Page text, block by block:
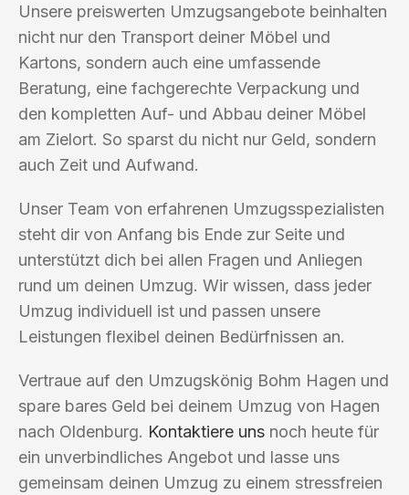
Unsere preiswerten Umzugsangebote beinhalten
nicht nur den Transport deiner Möbel und
Kartons, sondern auch eine umfassende
Beratung, eine fachgerechte Verpackung und
den kompletten Auf- und Abbau deiner Möbel
am Zielort. So sparst du nicht nur Geld, sondern
auch Zeit und Aufwand.
Unser Team von erfahrenen Umzugsspezialisten
steht dir von Anfang bis Ende zur Seite und
unterstützt dich bei allen Fragen und Anliegen
rund um deinen Umzug. Wir wissen, dass jeder
Umzug individuell ist und passen unsere
Leistungen flexibel deinen Bedürfnissen an.
Vertraue auf den Umzugskönig Bohm Hagen und
spare bares Geld bei deinem Umzug von Hagen
nach Oldenburg. Kontaktiere uns noch heute für
ein unverbindliches Angebot und lasse uns
gemeinsam deinen Umzug zu einem stressfreien